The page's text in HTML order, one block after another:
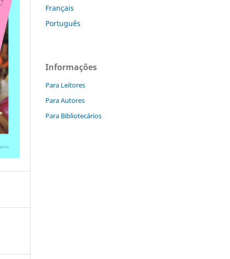
Français
Português
Informações
Para Leitores
Para Autores
Para Bibliotecários